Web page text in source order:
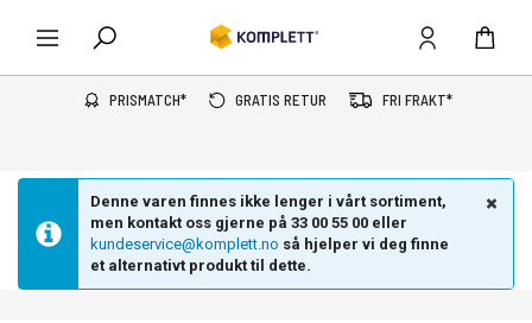
PRISMATCH* GRATIS RETUR FRI FRAKT*
Denne varen finnes ikke lenger i vårt sortiment,
men kontakt oss gjerne på 33 00 55 00 eller
kundeservice@komplett.no så hjelper vi deg finne
et alternativt produkt til dette.